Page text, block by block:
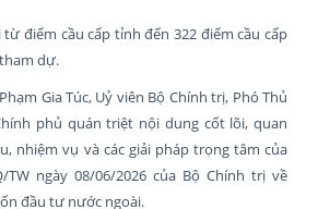
điểm cầu cấp tỉnh đến 322 điểm cầu cấp
dự.
Gia Túc, Uỷ viên Bộ Chính trị, Phó Thủ
phủ quán triệt nội dung cốt lõi, quan
nhiệm vụ và các giải pháp trọng tâm của
TW ngày 08/06/2026 của Bộ Chính trị về
đầu tư nước ngoài.